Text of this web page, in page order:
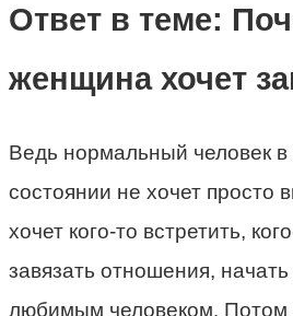
Ответ в теме:
женщина хочет
Ведь нормальный человек в
состоянии не хочет просто
хочет кого-то встретить,
завязать отношения,
любимым человеком. Потом